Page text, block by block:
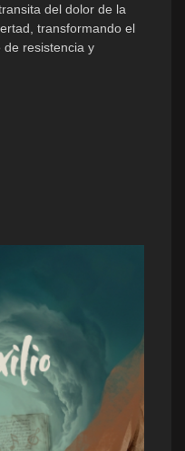
del dolor de la
transformando el
de resistencia y